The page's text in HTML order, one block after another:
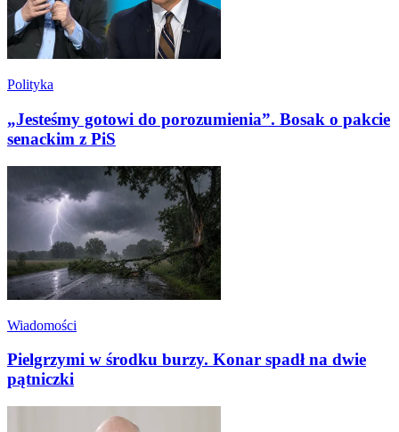
Polityka
„Jesteśmy gotowi do porozumienia”. Bosak o pakcie
senackim z PiS
Wiadomości
Pielgrzymi w środku burzy. Konar spadł na dwie
pątniczki